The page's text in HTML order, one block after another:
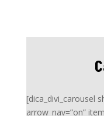
[dica_divi_carousel
arrow_nav=”on”